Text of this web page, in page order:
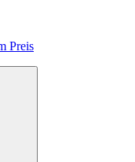
Preis